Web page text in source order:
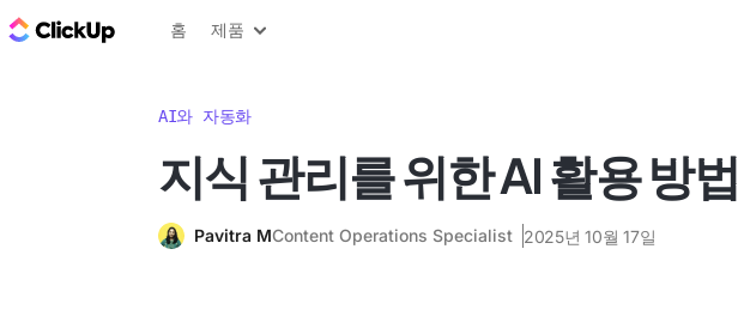
ClickUp 블로그
홈 제품
AI와 자동화
지식 관리를 위한 AI 활용 방법
Pavitra MContent Operations Specialist 2025년 10월 17일